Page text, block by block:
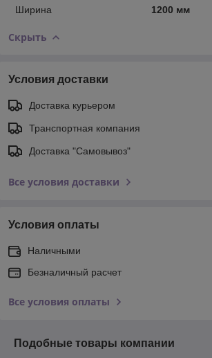
Ширина 1200 мм
Скрыть
Условия доставки
Доставка курьером
Транспортная компания
Доставка "Самовывоз"
Все условия доставки
Условия оплаты
Наличными
Безналичный расчет
Все условия оплаты
Подобные товары компании